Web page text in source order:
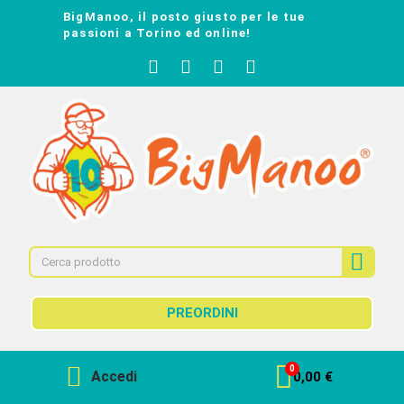
BigManoo, il posto giusto per le tue
passioni a Torino ed online!
PREORDINI
Accedi 0,00 €